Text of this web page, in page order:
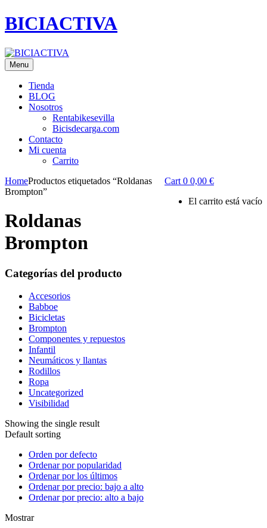
BICIACTIVA
Menu
Tienda
BLOG
Nosotros
Rentabikesevilla
Bicisdecarga.com
Contacto
Mi cuenta
Carrito
Cart 0 0,00 €
El carrito está vacío
HomeProductos etiquetados “Roldanas
Brompton”
Roldanas
Brompton
Categorías del producto
Accesorios
Babboe
Bicicletas
Brompton
Componentes y repuestos
Infantil
Neumáticos y llantas
Rodillos
Ropa
Uncategorized
Visibilidad
Showing the single result
Default sorting
Orden por defecto
Ordenar por popularidad
Ordenar por los últimos
Ordenar por precio: bajo a alto
Ordenar por precio: alto a bajo
Mostrar